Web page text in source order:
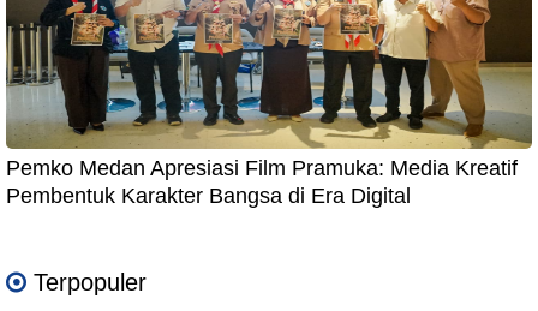
Pemko Medan Apresiasi Film Pramuka: Media Kreatif
Pembentuk Karakter Bangsa di Era Digital
Terpopuler